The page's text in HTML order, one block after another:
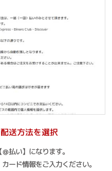
送方法を選択
払い】になります。
ード情報をご入力ください。